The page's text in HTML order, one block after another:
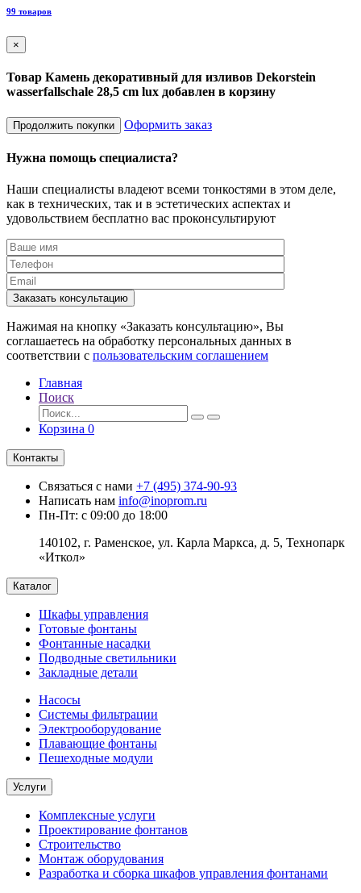
99 товаров
×
Товар Камень декоративный для изливов Dekorstein
wasserfallschale 28,5 cm lux добавлен в корзину
Продолжить покупки Оформить заказ
Нужна помощь специалиста?
Наши специалисты владеют всеми тонкостями в этом деле,
как в технических, так и в эстетических аспектах и
удовольствием бесплатно вас проконсультируют
Заказать консультацию
Нажимая на кнопку «Заказать консультацию», Вы
соглашаетесь на обработку персональных данных в
соответствии с пользовательским соглашением
Главная
Поиск
Корзина 0
Контакты
Связаться с нами +7 (495) 374-90-93
Написать нам info@inoprom.ru
Пн-Пт: с 09:00 до 18:00
140102, г. Раменское, ул. Карла Маркса, д. 5, Технопарк
«Иткол»
Каталог
Шкафы управления
Готовые фонтаны
Фонтанные насадки
Подводные светильники
Закладные детали
Насосы
Системы фильтрации
Электрооборудование
Плавающие фонтаны
Пешеходные модули
Услуги
Комплексные услуги
Проектирование фонтанов
Строительство
Монтаж оборудования
Разработка и сборка шкафов управления фонтанами